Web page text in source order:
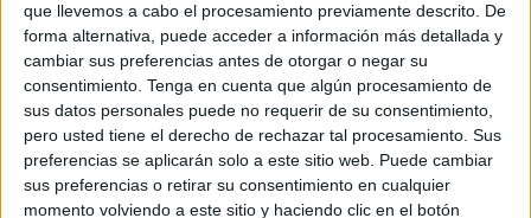
que llevemos a cabo el procesamiento previamente descrito. De
forma alternativa, puede acceder a información más detallada y
cambiar sus preferencias antes de otorgar o negar su
consentimiento. Tenga en cuenta que algún procesamiento de
sus datos personales puede no requerir de su consentimiento,
pero usted tiene el derecho de rechazar tal procesamiento. Sus
preferencias se aplicarán solo a este sitio web. Puede cambiar
sus preferencias o retirar su consentimiento en cualquier
momento volviendo a este sitio y haciendo clic en el botón
distingit amb elPremi AGT – Cristina Cervià al
millor espectacle de la temporada. L’obra s’ha
imposat a propostes finalistes com Frutal, de La
Senyoreta, i ha destacat per l’originalitat i la
qualitat interpretativa. També s’hi van
presentar muntatges com Calla, Judit, calla, A